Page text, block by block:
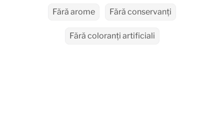
Fără arome Fără conservanți
Fără coloranți artificiali